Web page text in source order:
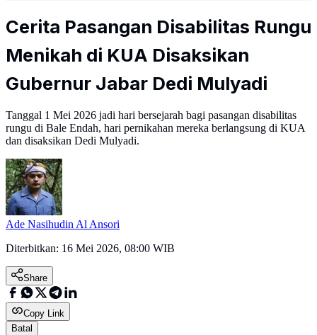
Cerita Pasangan Disabilitas Rungu
Menikah di KUA Disaksikan
Gubernur Jabar Dedi Mulyadi
Tanggal 1 Mei 2026 jadi hari bersejarah bagi pasangan disabilitas
rungu di Bale Endah, hari pernikahan mereka berlangsung di KUA
dan disaksikan Dedi Mulyadi.
Ade Nasihudin Al Ansori
Diterbitkan: 16 Mei 2026, 08:00 WIB
Share
Copy Link
Batal